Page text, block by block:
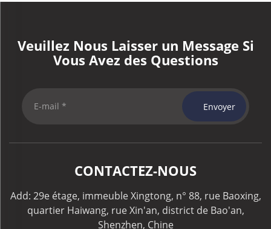
Veuillez Nous Laisser un Message Si
Vous Avez des Questions
Envoyer
CONTACTEZ-NOUS
Add: 29e étage, immeuble Xingtong, n° 88, rue Baoxing,
quartier Haiwang, rue Xin'an, district de Bao'an,
Shenzhen, Chine